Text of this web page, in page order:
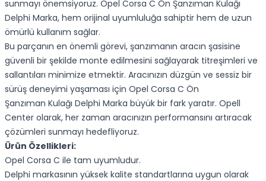
sunmayı önemsiyoruz. Opel Corsa C Ön Şanzıman Kulağı
Delphi Marka, hem orijinal uyumluluğa sahiptir hem de uzun
ömürlü kullanım sağlar.
Bu parçanın en önemli görevi, şanzımanın aracın şasisine
güvenli bir şekilde monte edilmesini sağlayarak titreşimleri ve
sallantıları minimize etmektir. Aracınızın düzgün ve sessiz bir
sürüş deneyimi yaşaması için Opel Corsa C Ön
Şanzıman Kulağı Delphi Marka büyük bir fark yaratır. Opell
Center olarak, her zaman aracınızın performansını artıracak
çözümleri sunmayı hedefliyoruz.
Ürün Özellikleri:
Opel Corsa C ile tam uyumludur.
Delphi markasının yüksek kalite standartlarına uygun olarak